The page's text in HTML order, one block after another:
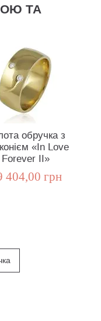
ТА
обручка з
«In Love
Forever II»
404,00 грн